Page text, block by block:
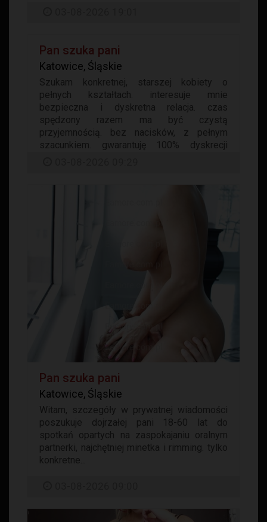
Pan szuka pani
Katowice, Śląskie
Szukam konkretnej, starszej kobiety o
pełnych kształtach. interesuje mnie
bezpieczna i dyskretna relacja. czas
spędzony razem ma być czystą
przyjemnością. bez nacisków, z pełnym
szacunkiem. gwarantuję 100% dyskrecji
Pan szuka pani
Katowice, Śląskie
Witam, szczegóły w prywatnej wiadomości
poszukuje dojrzałej pani 18-60 lat do
spotkań opartych na zaspokajaniu oralnym
partnerki, najchętniej minetka i rimming. tylko
konkretne...